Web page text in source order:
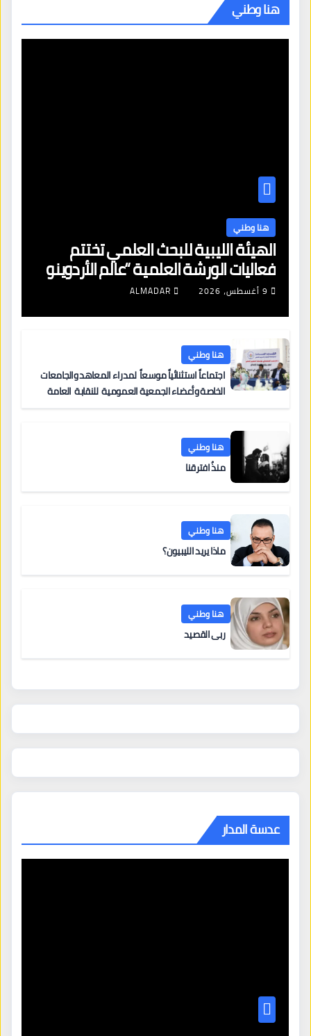
هنا وطني
هنا وطني
الهيئة الليبية للبحث العلمي تختتم
فعاليات الورشة العلمية “عالم الأردوينو
للمهندسين الصغار”
9 أغسطس، 2026 ALMADAR
هنا وطني
اجتماعاً استثنائياً موسعاً لمدراء المعاهد والجامعات
الخاصة وأعضاء الجمعية العمومية للنقابة العامة
هنا وطني
منذُ افترقنا
هنا وطني
ماذا يريد الليبيون؟
هنا وطني
ربى القصيد
عدسة المدار